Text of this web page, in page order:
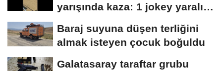
yarışında kaza: 1 jokey yaralı,
Baraj suyuna düşen terliğini
almak isteyen çocuk boğuldu
Galatasaray taraftar grubu